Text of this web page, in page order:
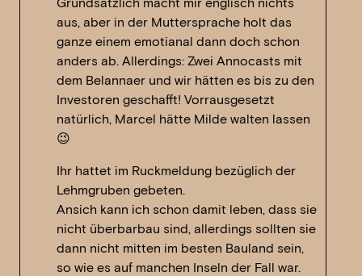
aus, aber in der Muttersprache holt das
ganze einem emotianal dann doch schon
anders ab. Allerdings: Zwei Annocasts mit
dem Belannaer und wir hätten es bis zu den
Investoren geschafft! Vorrausgesetzt
natürlich, Marcel hätte Milde walten lassen
😉
Ihr hattet im Ruckmeldung bezüglich der
Lehmgruben gebeten.
Ansich kann ich schon damit leben, dass sie
nicht überbarbau sind, allerdings sollten sie
dann nicht mitten im besten Bauland sein,
so wie es auf manchen Inseln der Fall war.